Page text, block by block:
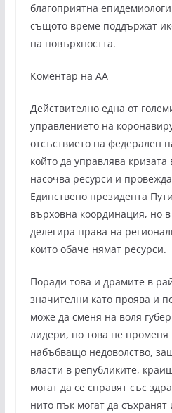
благоприятна
същото време поддържат
на повърхността.
Коментар на АА
Действително една от
управлението на
отсъствието на федерален
който да управлява кризата
насочва ресурси и
Единствено президента
върховна координация, но
делегира права на
които обаче нямат ресурси.
Поради това и драмите в
значителни като проява и
може да сменя на воля
лидери, но това не променя
набъбващо недоволство,
власти в републиките,
могат да се справят със
нито пък могат да съхранят